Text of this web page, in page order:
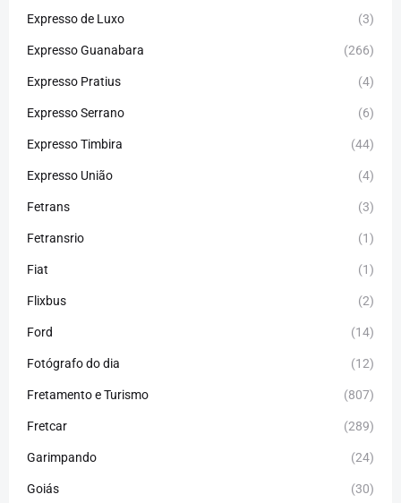
Expresso de Luxo (3)
Expresso Guanabara (266)
Expresso Pratius (4)
Expresso Serrano (6)
Expresso Timbira (44)
Expresso União (4)
Fetrans (3)
Fetransrio (1)
Fiat (1)
Flixbus (2)
Ford (14)
Fotógrafo do dia (12)
Fretamento e Turismo (807)
Fretcar (289)
Garimpando (24)
Goiás (30)